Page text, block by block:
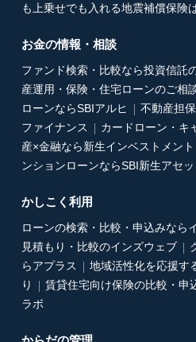
も上乗せでも入れる地震補償保険
お金の情報・相談
ファンド検索・比較なら投資信託
産運用・保険・住宅ローンのご相
ローンならSBIアルヒ
不動産担
ファイナンス
カードローン・キ
産×金融なら新生インベストメン
ンションローンならSBI新生アセ
かしこく利用
ローンの検索・比較・申込みなら
見積もり・比較のインズウェブ
らアプラス
地域活性化を応援す
り
賃貸住宅向け保険の比較・申
ラボ